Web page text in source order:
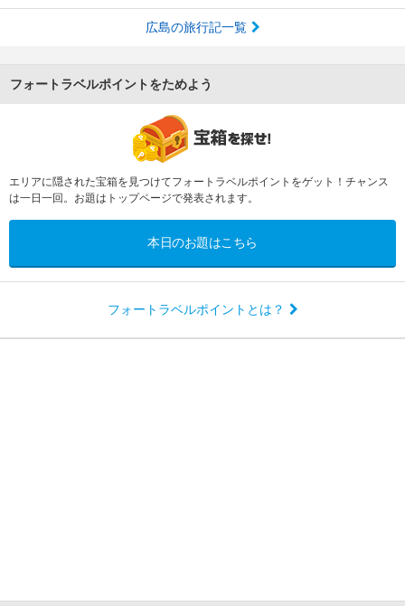
広島の旅行記一覧
フォートラベルポイントをためよう
エリアに隠された宝箱を見つけてフォートラベルポイントをゲット！チャンス
は一日一回。お題はトップページで発表されます。
本日のお題はこちら
フォートラベルポイントとは？